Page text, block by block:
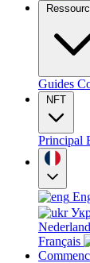
Guides
NFT
Principal
Français